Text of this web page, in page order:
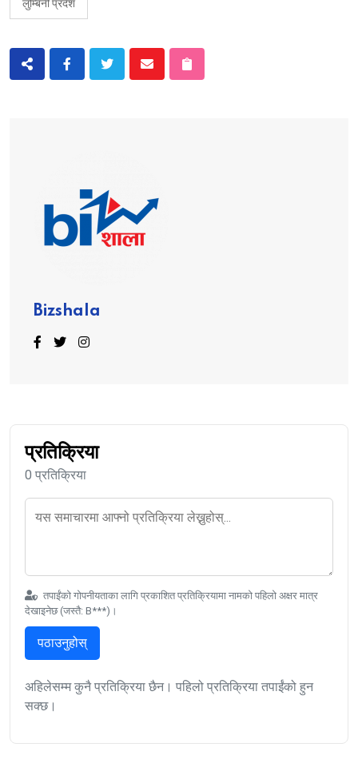
लुम्बिनी प्रदेश
Bizshala
प्रतिक्रिया
0 प्रतिक्रिया
तपाईंको गोपनीयताका लागि प्रकाशित प्रतिक्रियामा नामको पहिलो अक्षर मात्र
देखाइनेछ (जस्तै: B***)।
पठाउनुहोस्
अहिलेसम्म कुनै प्रतिक्रिया छैन। पहिलो प्रतिक्रिया तपाईंको हुन
सक्छ।